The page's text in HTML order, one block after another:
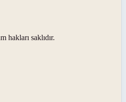
hakları saklıdır.